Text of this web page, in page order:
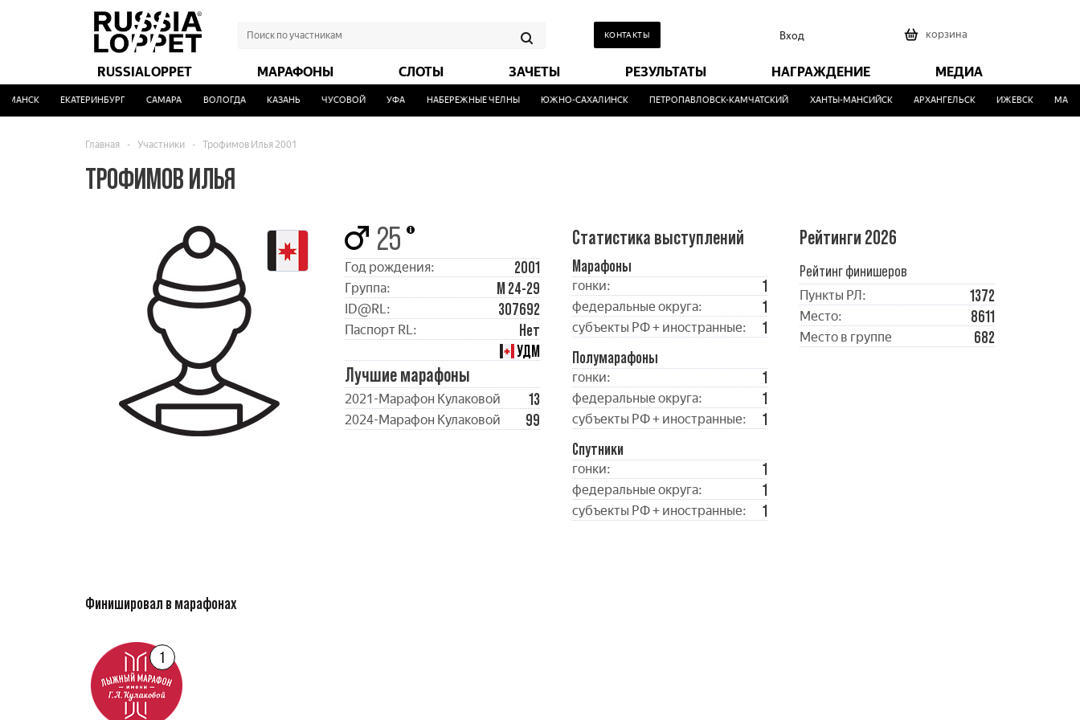
КОНТАКТЫ Вход корзина
RUSSIALOPPET МАРАФОНЫ СЛОТЫ ЗАЧЕТЫ РЕЗУЛЬТАТЫ НАГРАЖДЕНИЕ МЕДИА
ЕКАТЕРИНБУРГ САМАРА ВОЛОГДА КАЗАНЬ ЧУСОВОЙ УФА НАБЕРЕЖНЫЕ ЧЕЛНЫ ЮЖНО-САХАЛИНСК ПЕТРОПАВЛОВСК-КАМЧАТСКИЙ ХАНТЫ-МАНСИЙСК АРХАНГЕЛЬСК ИЖЕВСК
Главная - Участники - Трофимов Илья 2001
ТРОФИМОВ ИЛЬЯ
25
Год рождения: 2001
Группа: М 24-29
ID@RL: 307692
Паспорт RL:
Нет
УДМ
Лучшие марафоны
2021-Марафон Кулаковой 13
2024-Марафон Кулаковой 99
Статистика выступлений
Марафоны
гонки: 1
федеральные округа: 1
субъекты РФ + иностранные:
1
Полумарафоны
гонки: 1
федеральные округа: 1
субъекты РФ + иностранные:
1
Спутники
гонки: 1
федеральные округа: 1
субъекты РФ + иностранные: 1
Рейтинги 2026
Рейтинг финишеров
Пункты РЛ: 1372
Место: 8611
Место в группе 682
Финишировал в марафонах
1